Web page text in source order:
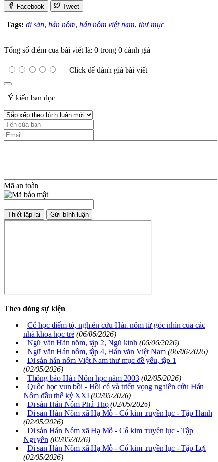
Facebook Tweet
Tags: di sản, hán nôm, hán nôm việt nam, thư mục
Tổng số điểm của bài viết là: 0 trong 0 đánh giá
Click để đánh giá bài viết
Ý kiến bạn đọc
Mã an toàn
Theo dòng sự kiện
Cổ học điểm tô, nghiên cứu Hán nôm từ góc nhìn của các
nhà khoa học trẻ (06/06/2026)
Ngữ văn Hán nôm, tập 2, Ngũ kinh (06/06/2026)
Ngữ văn Hán nôm, tập 4, Hán văn Việt Nam (06/06/2026)
Di sản hán nôm Việt Nam thư mục đề yếu, tập 1
(02/05/2026)
Thông báo Hán Nôm học năm 2003 (02/05/2026)
Quốc học vun bồi - Hồi cố và triển vọng nghiên cứu Hán
Nôm đầu thế kỷ XXI (02/05/2026)
Di sản Hán Nôm Phú Thọ (02/05/2026)
Di sản Hán Nôm xã Hạ Mỗ - Cổ kim truyền lục - Tập Hanh
(02/05/2026)
Di sản Hán Nôm xã Hạ Mỗ - Cổ kim truyền lục - Tập
Nguyên (02/05/2026)
Di sản Hán Nôm xã Hạ Mỗ - Cổ kim truyền lục - Tập Lợi
(02/05/2026)